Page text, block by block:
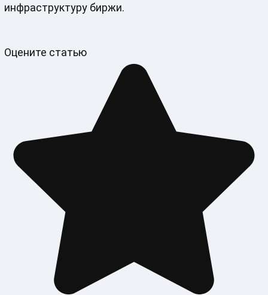
инфраструктуру биржи.
Оцените статью